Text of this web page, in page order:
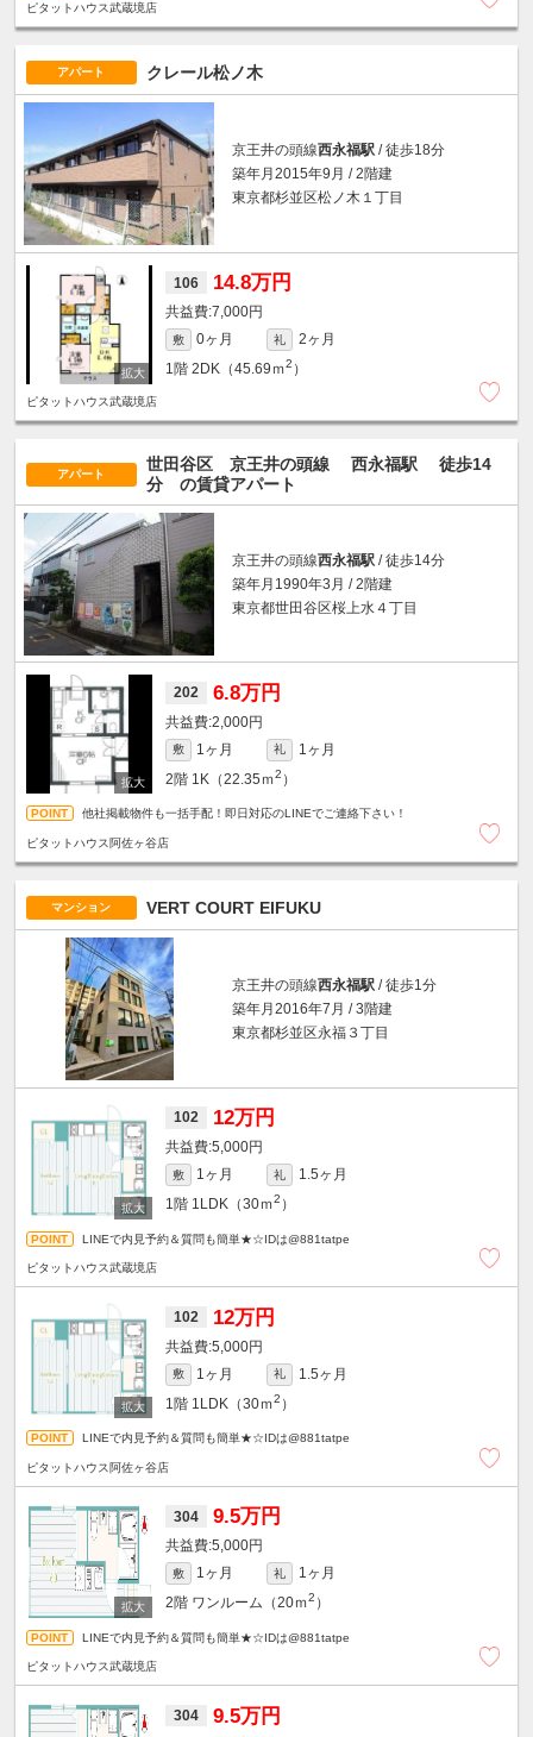
ピタットハウス武蔵境店
アパート クレール松ノ木
京王井の頭線西永福駅 / 徒歩18分
築年月2015年9月 / 2階建
東京都杉並区松ノ木１丁目
106 14.8万円
7,000円
敷 0ヶ月 礼
2ヶ月
1階 2DK（45.69ｍ2 ）
ピタットハウス武蔵境店
アパート
世田谷区 京王井の頭線 西永福駅
徒歩14
分 の賃貸アパート
京王井の頭線西永福駅 / 徒歩14分
築年月1990年3月 / 2階建
東京都世田谷区桜上水４丁目
202 6.8万円
2,000円
敷 1ヶ月 礼
1ヶ月
2階 1K（22.35ｍ2 ）
他社掲載物件も一括手配！即日対応のLINEでご連絡下さい！
ピタットハウス阿佐ヶ谷店
マンション VERT COURT EIFUKU
京王井の頭線西永福駅 / 徒歩1分
築年月2016年7月 / 3階建
東京都杉並区永福３丁目
102 12万円
5,000円
敷 1ヶ月 礼
1.5ヶ月
1階 1LDK（30ｍ2 ）
LINEで内見予約＆質問も簡単★☆IDは@881tatpe
ピタットハウス武蔵境店
102 12万円
5,000円
敷 1ヶ月 礼
1.5ヶ月
1階 1LDK（30ｍ2 ）
LINEで内見予約＆質問も簡単★☆IDは@881tatpe
ピタットハウス阿佐ヶ谷店
304 9.5万円
5,000円
敷 1ヶ月 礼
1ヶ月
2階 ワンルーム（20ｍ2 ）
LINEで内見予約＆質問も簡単★☆IDは@881tatpe
ピタットハウス武蔵境店
304 9.5万円